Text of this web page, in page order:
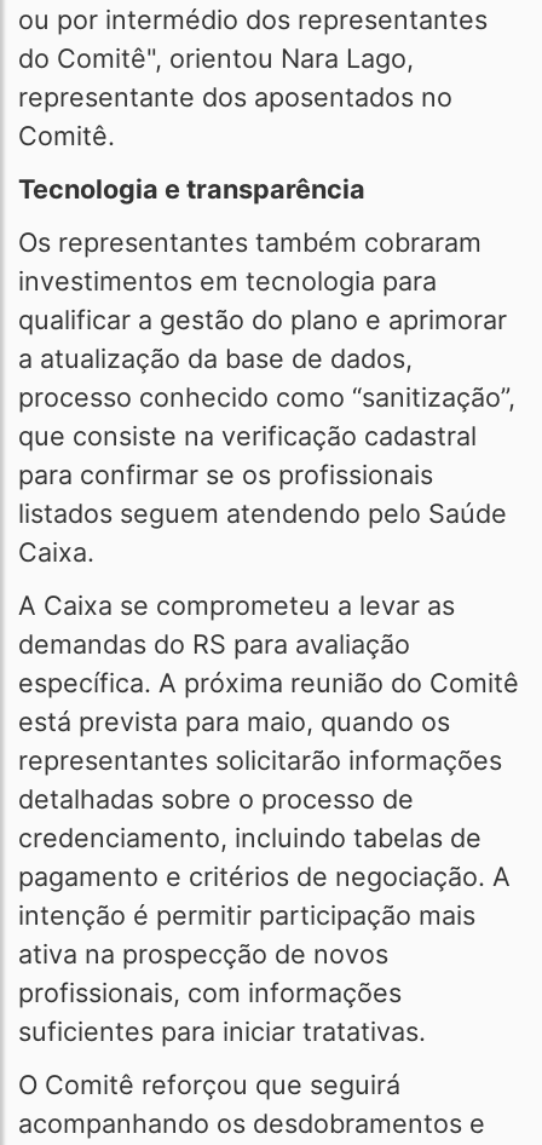
ou por intermédio dos representantes
do Comitê", orientou Nara Lago,
representante dos aposentados no
Comitê.
Tecnologia e transparência
Os representantes também cobraram
investimentos em tecnologia para
qualificar a gestão do plano e aprimorar
a atualização da base de dados,
processo conhecido como “sanitização”,
que consiste na verificação cadastral
para confirmar se os profissionais
listados seguem atendendo pelo Saúde
Caixa.
A Caixa se comprometeu a levar as
demandas do RS para avaliação
específica. A próxima reunião do Comitê
está prevista para maio, quando os
representantes solicitarão informações
detalhadas sobre o processo de
credenciamento, incluindo tabelas de
pagamento e critérios de negociação. A
intenção é permitir participação mais
ativa na prospecção de novos
profissionais, com informações
suficientes para iniciar tratativas.
O Comitê reforçou que seguirá
acompanhando os desdobramentos e